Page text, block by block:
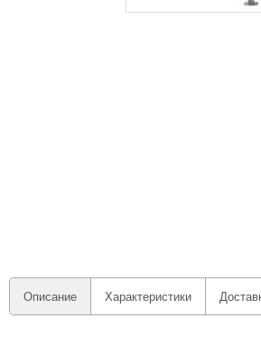
Описание Характеристики